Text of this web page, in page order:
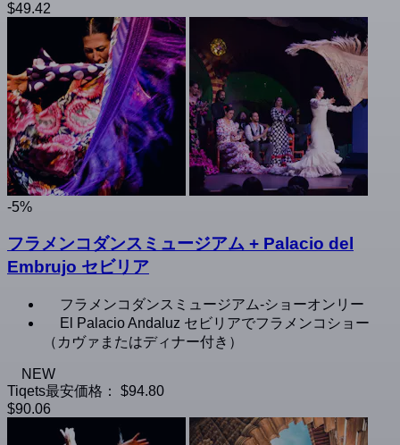
$49.42
-5%
フラメンコダンスミュージアム + Palacio del
Embrujo セビリア
フラメンコダンスミュージアム-ショーオンリー
El Palacio Andaluz セビリアでフラメンコショー
（カヴァまたはディナー付き）
NEW
Tiqets最安価格：
$94.80
$90.06